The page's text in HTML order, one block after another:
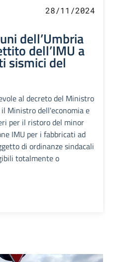
28/11/2024
dell’Umbria
dell’IMU a
sismici del
al decreto del Ministro
Ministro dell'economia e
per il ristoro del minor
IMU per i fabbricati ad
di ordinanze sindacali
totalmente o